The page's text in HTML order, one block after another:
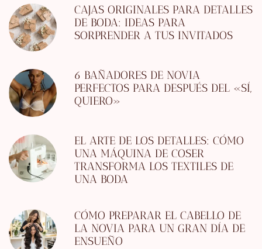
CAJAS ORIGINALES PARA DETALLES
DE BODA: IDEAS PARA
SORPRENDER A TUS INVITADOS
6 BAÑADORES DE NOVIA
PERFECTOS PARA DESPUÉS DEL «SÍ,
QUIERO»
EL ARTE DE LOS DETALLES: CÓMO
UNA MÁQUINA DE COSER
TRANSFORMA LOS TEXTILES DE
UNA BODA
CÓMO PREPARAR EL CABELLO DE
LA NOVIA PARA UN GRAN DÍA DE
ENSUEÑO